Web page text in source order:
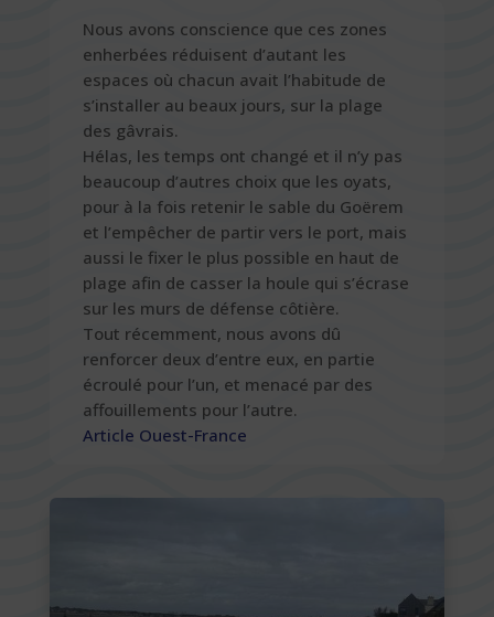
Nous avons conscience que ces zones
enherbées réduisent d’autant les
espaces où chacun avait l’habitude de
s’installer au beaux jours, sur la plage
des gâvrais.
Hélas, les temps ont changé et il n’y pas
beaucoup d’autres choix que les oyats,
pour à la fois retenir le sable du Goërem
et l’empêcher de partir vers le port, mais
aussi le fixer le plus possible en haut de
plage afin de casser la houle qui s’écrase
sur les murs de défense côtière.
Tout récemment, nous avons dû
renforcer deux d’entre eux, en partie
écroulé pour l’un, et menacé par des
affouillements pour l’autre.
Article Ouest-France